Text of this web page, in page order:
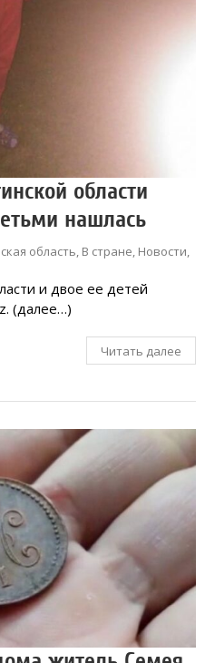
области
нашлась
область В стране Новости
и двое ее детей
(далее…)
Читать далее